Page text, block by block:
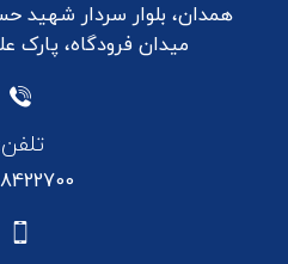
همدان، بلوار سردار شهید
میدان فرودگاه، پارک
تلفن: